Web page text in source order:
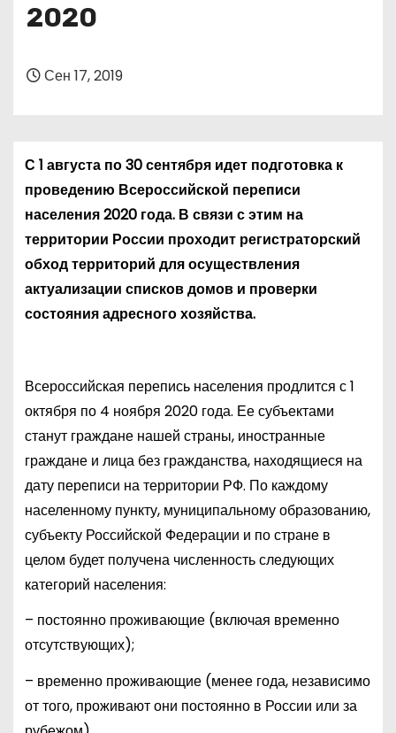
2020
Сен 17, 2019
С 1 августа по 30 сентября идет подготовка к
проведению Всероссийской переписи
населения 2020 года. В связи с этим на
территории России проходит регистраторский
обход территорий для осуществления
актуализации списков домов и проверки
состояния адресного хозяйства.
Всероссийская перепись населения продлится с 1
октября по 4 ноября 2020 года. Ее субъектами
станут граждане нашей страны, иностранные
граждане и лица без гражданства, находящиеся на
дату переписи на территории РФ. По каждому
населенному пункту, муниципальному образованию,
субъекту Российской Федерации и по стране в
целом будет получена численность следующих
категорий населения:
– постоянно проживающие (включая временно
отсутствующих);
– временно проживающие (менее года, независимо
от того, проживают они постоянно в России или за